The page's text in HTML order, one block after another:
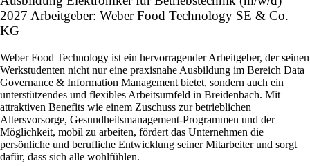
2027 Arbeitgeber: Weber Food Technology SE & Co.
KG
Weber Food Technology ist ein hervorragender Arbeitgeber, der seinen
Werkstudenten nicht nur eine praxisnahe Ausbildung im Bereich Data
Governance & Information Management bietet, sondern auch ein
unterstützendes und flexibles Arbeitsumfeld in Breidenbach. Mit
attraktiven Benefits wie einem Zuschuss zur betrieblichen
Altersvorsorge, Gesundheitsmanagement-Programmen und der
Möglichkeit, mobil zu arbeiten, fördert das Unternehmen die
persönliche und berufliche Entwicklung seiner Mitarbeiter und sorgt
dafür, dass sich alle wohlfühlen.